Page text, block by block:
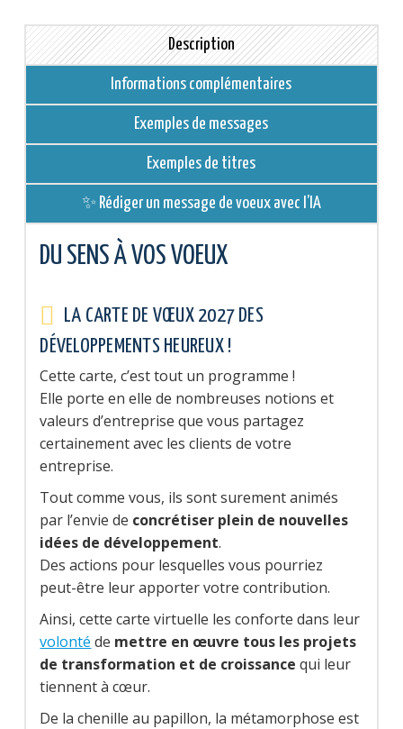
Description
Informations complémentaires
Exemples de messages
Exemples de titres
✨ Rédiger un message de voeux avec l’IA
DU SENS À VOS VOEUX
LA CARTE DE VŒUX 2027 DES
DÉVELOPPEMENTS HEUREUX !
Cette carte, c’est tout un programme !
Elle porte en elle de nombreuses notions et
valeurs d’entreprise que vous partagez
certainement avec les clients de votre
entreprise.
Tout comme vous, ils sont surement animés
par l’envie de concrétiser plein de nouvelles
idées de développement.
Des actions pour lesquelles vous pourriez
peut-être leur apporter votre contribution.
Ainsi, cette carte virtuelle les conforte dans leur
volonté de mettre en œuvre tous les projets
de transformation et de croissance qui leur
tiennent à cœur.
De la chenille au papillon, la métamorphose est